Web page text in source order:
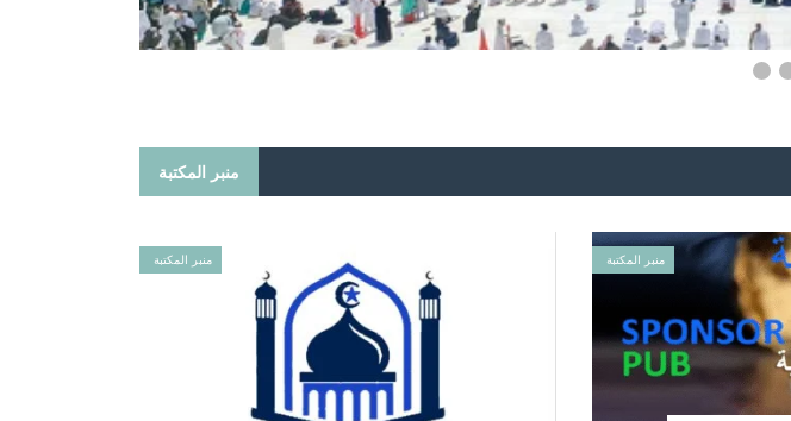
منبر المكتبة
منبر المكتبة منبر المكتبة